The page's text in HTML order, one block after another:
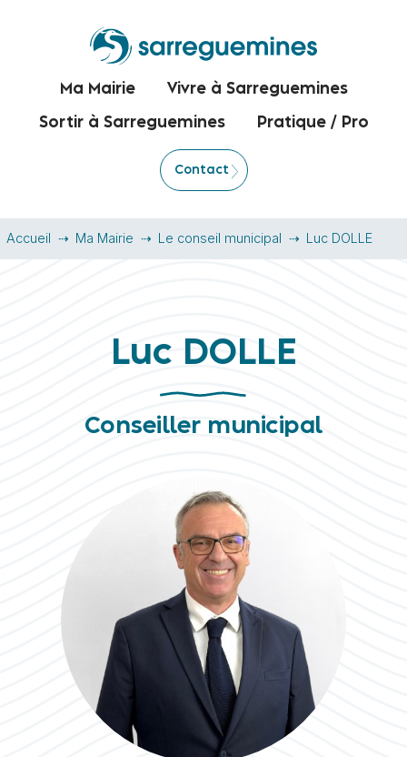
Ma Mairie Vivre à Sarreguemines
Sortir à Sarreguemines Pratique / Pro
Contact
Accueil Ma Mairie Le conseil municipal Luc DOLLE
Luc DOLLE
Conseiller municipal